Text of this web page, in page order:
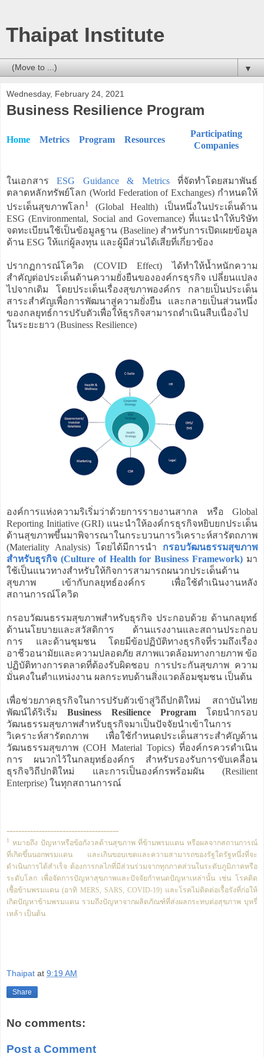
Thaipat Institute
▼
Wednesday, February 24, 2021
Business Resilience Program
Home Metrics Program Resources
Participating
Companies
ในเอกสารESG Guidance & Metricsที่จัดทำโดยสมาพันธ์
ตลาดหลักทรัพย์โลก (World Federation of Exchanges) กำหนดให้
ประเด็นสุขภาพโลก1
(Global Health) เป็นหนึ่งในประเด็นด้าน
ESG (Environmental, Social and Governance) ที่แนะนำให้บริษัท
จดทะเบียนใช้เป็นข้อมูลฐาน (Baseline) สำหรับการเปิดเผยข้อมูล
ด้าน ESG ให้แก่ผู้ลงทุน และผู้มีส่วนได้เสียที่เกี่ยวข้อง
ปรากฏการณ์โควิด (COVID Effect) ได้ทำให้น้ำหนักความ
สำคัญต่อประเด็นด้านความยั่งยืนขององค์กรธุรกิจ เปลี่ยนแปลง
ไปจากเดิม โดยประเด็นเรื่องสุขภาพองค์กร กลายเป็นประเด็น
สาระสำคัญเพื่อการพัฒนาสู่ความยั่งยืน และกลายเป็นส่วนหนึ่ง
ของกลยุทธ์การปรับตัวเพื่อให้ธุรกิจสามารถดำเนินสืบเนื่องไป
ในระยะยาว (Business Resilience)
องค์การแห่งความริเริ่มว่าด้วยการรายงานสากล หรือ Global
Reporting Initiative (GRI) แนะนำให้องค์กรธุรกิจหยิบยกประเด็น
ด้านสุขภาพขึ้นมาพิจารณาในกระบวนการวิเคราะห์สารัตถภาพ
(Materiality Analysis) โดยได้มีการนำ กรอบวัฒนธรรมสุขภาพ
สำหรับธุรกิจ (Culture of Health for Business Framework) มา
ใช้เป็นแนวทางสำหรับให้กิจการสามารถผนวกประเด็นด้าน
สุขภาพ เข้ากับกลยุทธ์องค์กร เพื่อใช้ดำเนินงานหลัง
สถานการณ์โควิด
กรอบวัฒนธรรมสุขภาพสำหรับธุรกิจ ประกอบด้วย ด้านกลยุทธ์
ด้านนโยบายและสวัสดิการ ด้านแรงงานและสถานประกอบ
การ และด้านชุมชน โดยมีข้อปฏิบัติทางธุรกิจที่รวมถึงเรื่อง
อาชีวอนามัยและความปลอดภัย สภาพแวดล้อมทางกายภาพ ข้อ
ปฏิบัติทางการตลาดที่ต้องรับผิดชอบ การประกันสุขภาพ ความ
มั่นคงในตำแหน่งงาน ผลกระทบด้านสิ่งแวดล้อมชุมชน เป็นต้น
เพื่อช่วยภาคธุรกิจในการปรับตัวเข้าสู่วิถีปกติใหม่ สถาบันไทย
พัฒน์ได้ริเริ่ม Business Resilience Program โดยนำกรอบ
วัฒนธรรมสุขภาพสำหรับธุรกิจมาเป็นปัจจัยนำเข้าในการ
วิเคราะห์สารัตถภาพ เพื่อใช้กำหนดประเด็นสาระสำคัญด้าน
วัฒนธรรมสุขภาพ (COH Material Topics) ที่องค์กรควรดำเนิน
การ ผนวกไว้ในกลยุทธ์องค์กร สำหรับรองรับการขับเคลื่อน
ธุรกิจวิถีปกติใหม่ และการเป็นองค์กรพร้อมผัน (Resilient
Enterprise) ในทุกสถานการณ์
--------------------------------------
1
หมายถึง ปัญหาหรือข้อกังวลด้านสุขภาพ ที่ข้ามพรมแดน หรือผลจากสถานการณ์
ที่เกิดขึ้นนอกพรมแดน และเกินขอบเขตและความสามารถของรัฐใดรัฐหนึ่งที่จะ
ดำเนินการได้สำเร็จ ต้องการกลไกที่มีส่วนร่วมจากทุกภาคส่วนในระดับภูมิภาคหรือ
ระดับโลก เพื่อจัดการปัญหาสุขภาพและปัจจัยกำหนดปัญหาเหล่านั้น เช่น โรคติด
เชื้อข้ามพรมแดน (อาทิ MERS, SARS, COVID-19) และโรคไม่ติดต่อเรื้อรังที่ก่อให้
เกิดปัญหาข้ามพรมแดน รวมถึงปัญหาจากผลิตภัณฑ์ที่ส่งผลกระทบต่อสุขภาพ บุหรี่
เหล้า เป็นต้น
Thaipat at 9:19 AM
Share
No comments:
Post a Comment